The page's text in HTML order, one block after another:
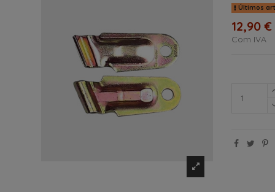
Últimos
12,90 €
Com IVA